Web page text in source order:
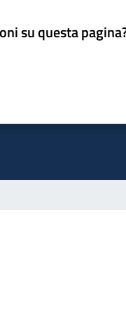
su questa